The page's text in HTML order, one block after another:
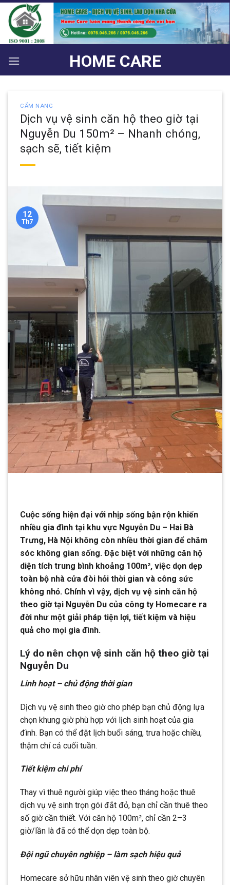
Bỏ
qua
nội
dung
HOME CARE
CẨM NANG
Dịch vụ vệ sinh căn hộ theo giờ tại
Nguyễn Du 150m² – Nhanh chóng,
sạch sẽ, tiết kiệm
12
Th7
Cuộc sống hiện đại với nhịp sống bận rộn khiến
nhiều gia đình tại khu vực Nguyễn Du – Hai Bà
Trưng, Hà Nội không còn nhiều thời gian để chăm
sóc không gian sống. Đặc biệt với những căn hộ
diện tích trung bình khoảng 100m², việc dọn dẹp
toàn bộ nhà cửa đòi hỏi thời gian và công sức
không nhỏ. Chính vì vậy, dịch vụ vệ sinh căn hộ
theo giờ tại Nguyễn Du của công ty Homecare ra
đời như một giải pháp tiện lợi, tiết kiệm và hiệu
quả cho mọi gia đình.
Lý do nên chọn vệ sinh căn hộ theo giờ tại
Nguyễn Du
Linh hoạt – chủ động thời gian
Dịch vụ vệ sinh theo giờ cho phép bạn chủ động lựa
chọn khung giờ phù hợp với lịch sinh hoạt của gia
đình. Bạn có thể đặt lịch buổi sáng, trưa hoặc chiều,
thậm chí cả cuối tuần.
Tiết kiệm chi phí
Thay vì thuê người giúp việc theo tháng hoặc thuê
dịch vụ vệ sinh trọn gói đắt đỏ, bạn chỉ cần thuê theo
số giờ cần thiết. Với căn hộ 100m², chỉ cần 2–3
giờ/lần là đã có thể dọn dẹp toàn bộ.
Đội ngũ chuyên nghiệp – làm sạch hiệu quả
Homecare sở hữu nhân viên vệ sinh theo giờ chuyên